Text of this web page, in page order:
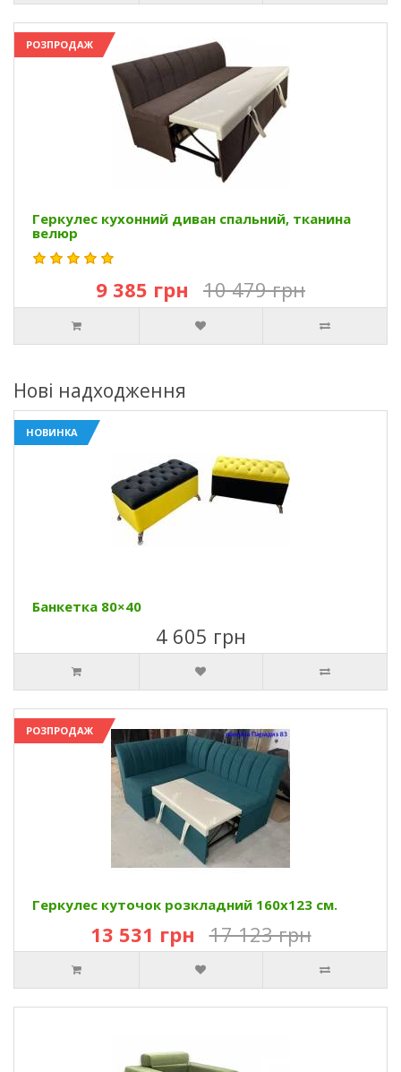
РОЗПРОДАЖ
Геркулес кухонний диван спальний, тканина
велюр
9 385 грн 10 479 грн
Нові надходження
НОВИНКА
Банкетка 80×40
4 605 грн
РОЗПРОДАЖ
Геркулес куточок розкладний 160х123 см.
13 531 грн 17 123 грн